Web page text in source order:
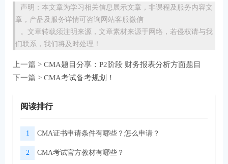
声明：本文章为学习相关信息展示文章，非课程及服务内容文
章，产品及服务详情可咨询网站客服微信
。文章转载须注明来源，文章素材来源于网络，若侵权请与我
们联系，我们将及时处理！
上一篇 > CMA题目分享：P2阶段 财务报表分析方面题目
下一篇 > CMA考试备考规划！
阅读排行
1 CMA证书申请条件有哪些？怎么申请？
2 CMA考试官方教材有哪些？